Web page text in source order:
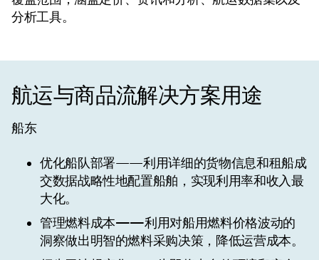
分析工具。
航运与商品流解决方案用途
船东
优化船队部署——利用详细的货物信息和租船成
交数据战略性地配置船舶，实现利用率和收入最
大化。
管理燃料成本——利用对船用燃料价格波动的
洞察做出明智的燃料采购决策，降低运营成本。